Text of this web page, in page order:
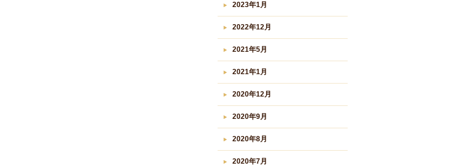
2023年1月
2022年12月
2021年5月
2021年1月
2020年12月
2020年9月
2020年8月
2020年7月